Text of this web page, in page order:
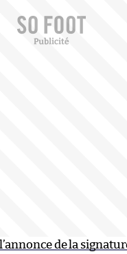
de la